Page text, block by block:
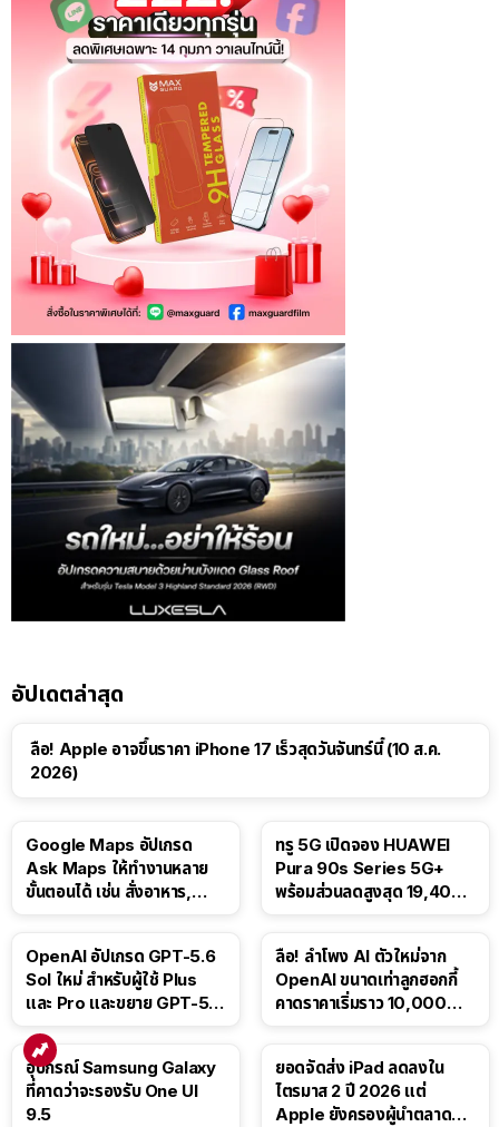
อัปเดตล่าสุด
ลือ! Apple อาจขึ้นราคา iPhone 17 เร็วสุดวันจันทร์นี้ (10 ส.ค.
2026)
Google Maps อัปเกรด
Ask Maps ให้ทำงานหลาย
ขั้นตอนได้ เช่น สั่งอาหาร,
ทรู 5G เปิดจอง HUAWEI
Pura 90s Series 5G+
พร้อมส่วนลดสูงสุด 19,400
OpenAI อัปเกรด GPT-5.6
Sol ใหม่ สำหรับผู้ใช้ Plus
และ Pro และขยาย GPT-5.6
ลือ! ลำโพง AI ตัวใหม่จาก
OpenAI ขนาดเท่าลูกฮอกกี้
คาดราคาเริ่มราว 10,000
อุปกรณ์ Samsung Galaxy
ที่คาดว่าจะรองรับ One UI
9.5
ยอดจัดส่ง iPad ลดลงใน
ไตรมาส 2 ปี 2026 แต่
Apple ยังครองผู้นำตลาด